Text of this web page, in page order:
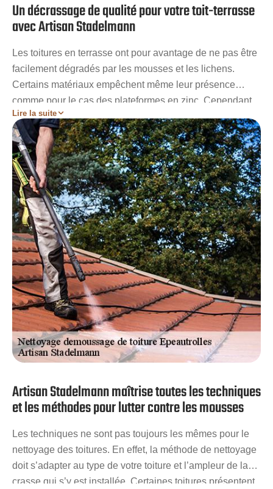
Un décrassage de qualité pour votre toit-terrasse
avec Artisan Stadelmann
Les toitures en terrasse ont pour avantage de ne pas être
facilement dégradés par les mousses et les lichens.
Certains matériaux empêchent même leur présence
comme pour le cas des plateformes en zinc. Cependant,
en cas d’obstruction des systèmes d’évacuation des
eaux, certains toits en terrasse peuvent être envahis par
ces végétaux parasites même si elles n’ont aucun impact
sur l’état du revêtement. Le nettoyage se fera facilement
au Karcher. Pour une garantie d’un nettoyage parfait à
Epeautrolles, Artisan Stadelmann vous invite à faire
appel à ses services de haute qualité.
Lire la suite
Artisan Stadelmann maîtrise toutes les techniques
et les méthodes pour lutter contre les mousses
Les techniques ne sont pas toujours les mêmes pour le
nettoyage des toitures. En effet, la méthode de nettoyage
doit s’adapter au type de votre toiture et l’ampleur de la
crasse qui s’y est installée. Certaines toitures présentent